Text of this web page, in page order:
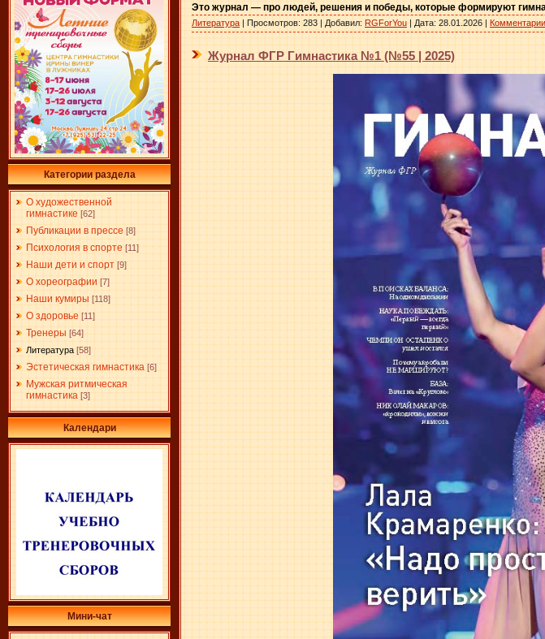
Категории раздела
О художественной
гимнастике [62]
Публикации в прессе [8]
Психология в спорте [11]
Наши дети и спорт [9]
О хореографии [7]
Наши кумиры [118]
О здоровье [11]
Тренеры [64]
Литература [58]
Эстетическая гимнастика [6]
Мужская ритмическая
гимнастика [3]
Календари
Мини-чат
Это журнал — про людей, решения и победы, которые формируют
Литература | Просмотров: 283 | Добавил: RGForYou | Дата: 28.01.2026 |
Журнал ФГР Гимнастика №1 (№55 | 2025)